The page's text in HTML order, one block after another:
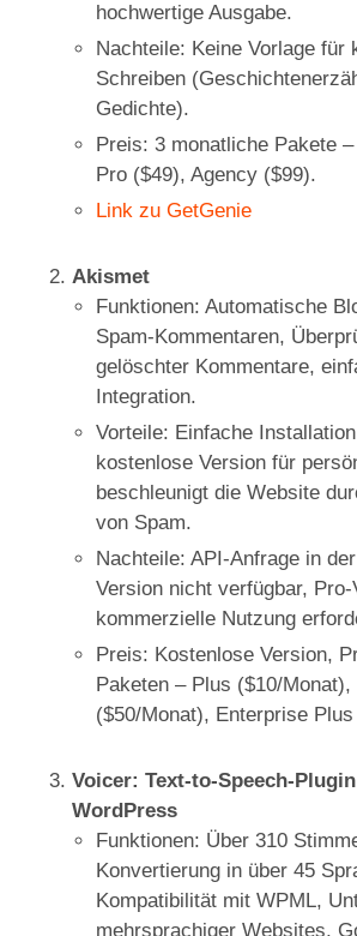
hochwertige Ausgabe.
Nachteile: Keine Vorlage für
Schreiben
Gedichte).
Preis: 3 monatliche Pakete
Pro ($49), Agency ($99).
Link zu GetGenie
Akismet
Funktionen: Automatische
Spam-Kommentaren,
gelöschter Kommentare,
Integration.
Vorteile: Einfache
kostenlose Version für
beschleunigt die Website
von Spam.
Nachteile: API-Anfrage in
Version nicht verfügbar,
kommerzielle Nutzung
Preis: Kostenlose Version,
Paketen – Plus ($10/
($50/Monat), Enterprise
Voicer: Text-to-Speech-
WordPress
Funktionen: Über 310
Konvertierung in über 45
Kompatibilität mit WPML,
mehrsprachiger Websites,